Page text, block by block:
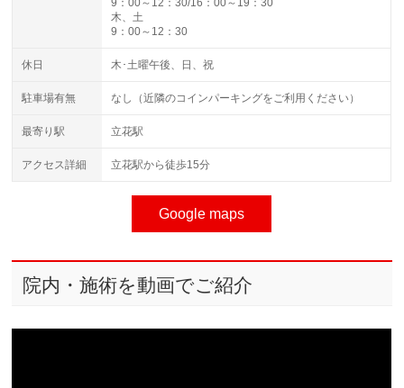
9：00～12：30/16：00～19：30
木、土
9：00～12：30
休日 木･土曜午後、日、祝
駐車場有無 なし（近隣のコインパーキングをご利用ください）
最寄り駅 立花駅
アクセス詳細 立花駅から徒歩15分
Google maps
院内・施術を動画でご紹介